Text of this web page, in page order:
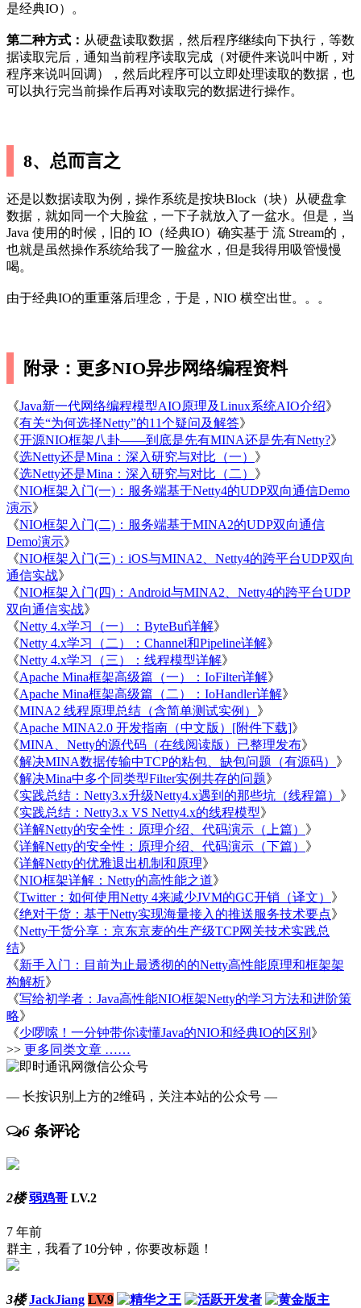
是经典IO）。
第二种方式： 从硬盘读取数据，然后程序继续向下执行，等数
据读取完后，通知当前程序读取完成（对硬件来说叫中断，对
程序来说叫回调），然后此程序可以立即处理读取的数据，也
可以执行完当前操作后再对读取完的数据进行操作。
8、总而言之
还是以数据读取为例，操作系统是按块Block（块）从硬盘拿
数据，就如同一个大脸盆，一下子就放入了一盆水。但是，当
Java 使用的时候，旧的 IO（经典IO）确实基于 流 Stream的，
也就是虽然操作系统给我了一脸盆水，但是我得用吸管慢慢
喝。
由于经典IO的重重落后理念，于是，NIO 横空出世。。。
附录：更多NIO异步网络编程资料
《Java新一代网络编程模型AIO原理及Linux系统AIO介绍》
《有关“为何选择Netty”的11个疑问及解答》
《开源NIO框架八卦——到底是先有MINA还是先有Netty?》
《选Netty还是Mina：深入研究与对比（一） 》
《选Netty还是Mina：深入研究与对比（二） 》
《NIO框架入门(一)：服务端基于Netty4的UDP双向通信Demo
演示》
《NIO框架入门(二)：服务端基于MINA2的UDP双向通信
Demo演示》
《NIO框架入门(三)：iOS与MINA2、Netty4的跨平台UDP双向
通信实战》
《NIO框架入门(四)：Android与MINA2、Netty4的跨平台UDP
双向通信实战》
《Netty 4.x学习（一）：ByteBuf详解》
《Netty 4.x学习（二）：Channel和Pipeline详解》
《Netty 4.x学习（三）：线程模型详解》
《Apache Mina框架高级篇（一）：IoFilter详解》
《Apache Mina框架高级篇（二）：IoHandler详解》
《MINA2 线程原理总结（含简单测试实例） 》
《Apache MINA2.0 开发指南（中文版）[附件下载]》
《MINA、Netty的源代码（在线阅读版）已整理发布》
《解决MINA数据传输中TCP的粘包、缺包问题（有源码） 》
《解决Mina中多个同类型Filter实例共存的问题》
《实践总结：Netty3.x升级Netty4.x遇到的那些坑（线程篇） 》
《实践总结：Netty3.x VS Netty4.x的线程模型》
《详解Netty的安全性：原理介绍、代码演示（上篇） 》
《详解Netty的安全性：原理介绍、代码演示（下篇） 》
《详解Netty的优雅退出机制和原理》
《NIO框架详解：Netty的高性能之道》
《Twitter：如何使用Netty 4来减少JVM的GC开销（译文） 》
《绝对干货：基于Netty实现海量接入的推送服务技术要点》
《Netty干货分享：京东京麦的生产级TCP网关技术实践总
结》
《新手入门：目前为止最透彻的的Netty高性能原理和框架架
构解析》
《写给初学者：Java高性能NIO框架Netty的学习方法和进阶策
略》
《少啰嗦！一分钟带你读懂Java的NIO和经典IO的区别 》
>> 更多同类文章 ……
— 长按识别上方的2维码，关注本站的公众号 —
6 条评论
2楼 弱鸡哥 LV.2
7 年前
群主，我看了10分钟，你要改标题！
3楼 JackJiang LV.9